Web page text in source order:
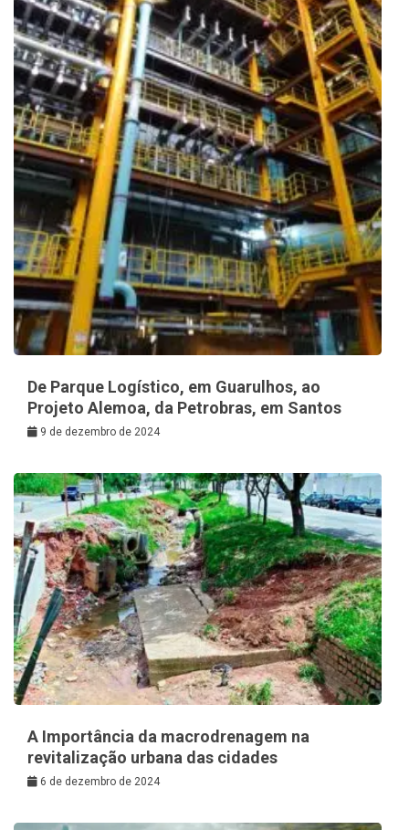
De Parque Logístico, em Guarulhos, ao
Projeto Alemoa, da Petrobras, em Santos
9 de dezembro de 2024
A Importância da macrodrenagem na
revitalização urbana das cidades
6 de dezembro de 2024